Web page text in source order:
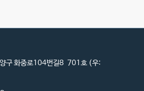
양구 화중로104번길8 701호 (우: